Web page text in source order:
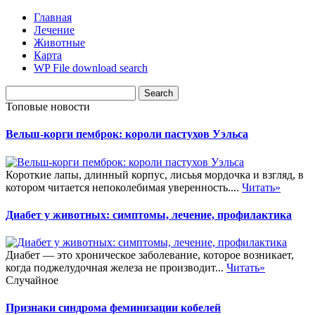
Главная
Лечение
Животные
Карта
WP File download search
Топовые новости
Вельш-корги пемброк: короли пастухов Уэльса
Короткие лапы, длинный корпус, лисьья мордочка и взгляд, в
котором читается непоколебимая уверенность.... Читать»
Диабет у животных: симптомы, лечение, профилактика
Диабет — это хроническое заболевание, которое возникает,
когда поджелудочная железа не производит... Читать»
Случайное
Признаки синдрома феминизации кобелей